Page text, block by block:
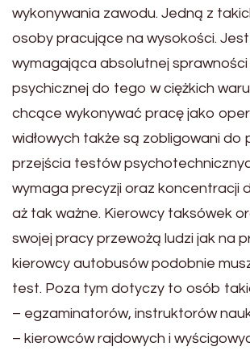
wykonywania zawodu. Jedną z
osoby pracujące na wysokości.
wymagająca absolutnej sprawności
psychicznej do tego w ciężkich
chcące wykonywać pracę jako
widłowych także są zobligowani do
przejścia testów
wymaga precyzji oraz koncentracji
aż tak ważne. Kierowcy taksówek
swojej pracy przewożą ludzi jak na
kierowcy autobusów podobnie
test. Poza tym dotyczy to osób
– egzaminatorów, instruktorów
– kierowców rajdowych i